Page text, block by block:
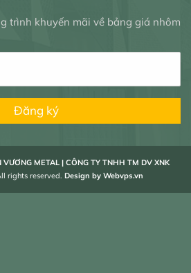
trình khuyến mãi về bảng giá nhôm
Đăng ký
VƯƠNG METAL | CÔNG TY TNHH TM DV XNK
rights reserved. Design by Webvps.vn